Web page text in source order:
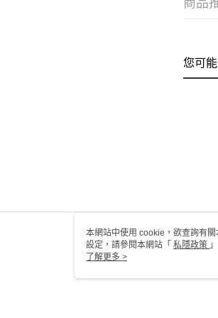
您可
本網站中使用 cookie，欲查詢有
設定，請參閱本網站「 私隱政策
用 cookie。
了解更多 >